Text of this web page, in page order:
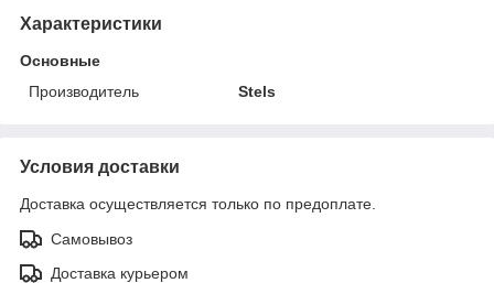
Характеристики
Основные
Производитель
Stels
Условия доставки
Доставка осуществляется только по предоплате.
Самовывоз
Доставка курьером